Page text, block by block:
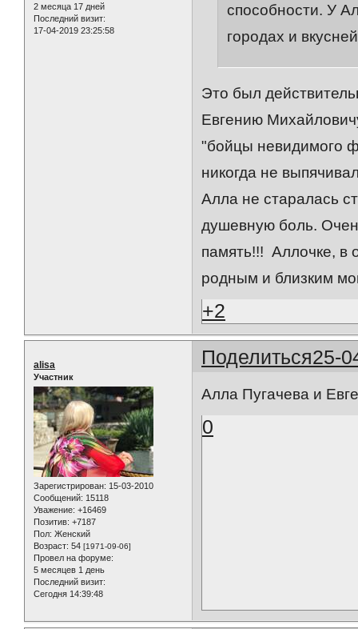
2 месяца 17 дней
Последний визит:
17-04-2019 23:25:58
способности. У
городах и
Это был
Евгению
"бойцы невидимого
никогда не
Алла не старалась
душевную боль.
память!!! Аллочке, в
родным и близким
+2
Поделиться25-
alisa
Участник
Зарегистрирован: 15-03-2010
Сообщений: 15118
Уважение: +16469
Позитив: +7187
Пол: Женский
Возраст: 54 [1971-09-06]
Провел на форуме:
5 месяцев 1 день
Последний визит:
Сегодня 14:39:48
Алла Пугачева и
0